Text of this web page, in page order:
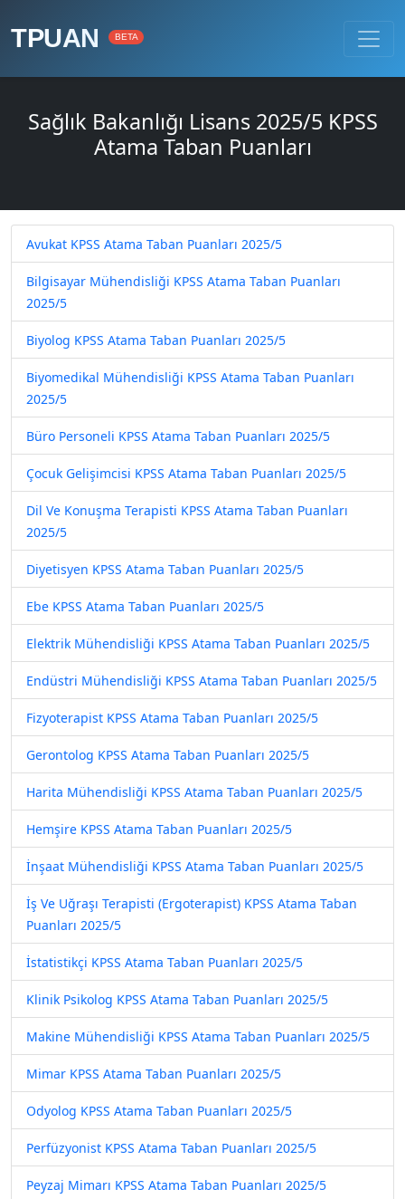
TPUAN BETA
Sağlık Bakanlığı Lisans 2025/5 KPSS
Atama Taban Puanları
Avukat KPSS Atama Taban Puanları 2025/5
Bilgisayar Mühendisliği KPSS Atama Taban Puanları
2025/5
Biyolog KPSS Atama Taban Puanları 2025/5
Biyomedikal Mühendisliği KPSS Atama Taban Puanları
2025/5
Büro Personeli KPSS Atama Taban Puanları 2025/5
Çocuk Gelişimcisi KPSS Atama Taban Puanları 2025/5
Dil Ve Konuşma Terapisti KPSS Atama Taban Puanları
2025/5
Diyetisyen KPSS Atama Taban Puanları 2025/5
Ebe KPSS Atama Taban Puanları 2025/5
Elektrik Mühendisliği KPSS Atama Taban Puanları 2025/5
Endüstri Mühendisliği KPSS Atama Taban Puanları 2025/5
Fizyoterapist KPSS Atama Taban Puanları 2025/5
Gerontolog KPSS Atama Taban Puanları 2025/5
Harita Mühendisliği KPSS Atama Taban Puanları 2025/5
Hemşire KPSS Atama Taban Puanları 2025/5
İnşaat Mühendisliği KPSS Atama Taban Puanları 2025/5
İş Ve Uğraşı Terapisti (Ergoterapist) KPSS Atama Taban
Puanları 2025/5
İstatistikçi KPSS Atama Taban Puanları 2025/5
Klinik Psikolog KPSS Atama Taban Puanları 2025/5
Makine Mühendisliği KPSS Atama Taban Puanları 2025/5
Mimar KPSS Atama Taban Puanları 2025/5
Odyolog KPSS Atama Taban Puanları 2025/5
Perfüzyonist KPSS Atama Taban Puanları 2025/5
Peyzaj Mimarı KPSS Atama Taban Puanları 2025/5